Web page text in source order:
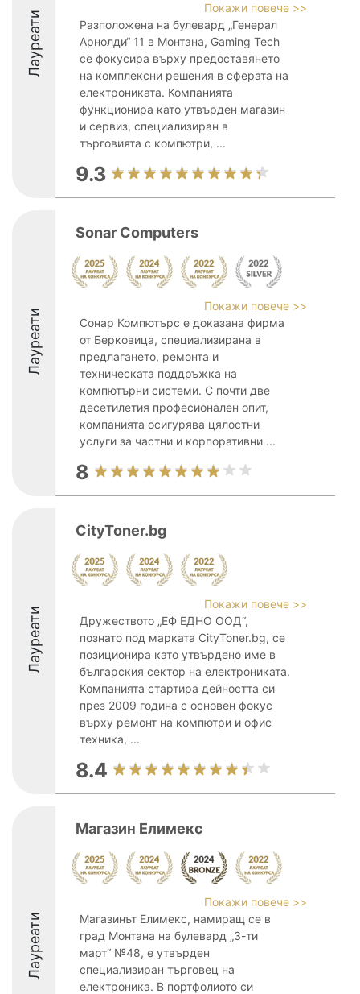
Лауреати
Покажи повече >>
Разположена на булевард „Генерал
Арнолди“ 11 в Монтана, Gaming Tech
се фокусира върху предоставянето
на комплексни решения в сферата на
електрониката. Компанията
функционира като утвърден магазин
и сервиз, специализиран в
търговията с компютри, ...
9.3
Лауреати
Sonar Computers
Покажи повече >>
Сонар Компютърс е доказана фирма
от Берковица, специализирана в
предлагането, ремонта и
техническата поддръжка на
компютърни системи. С почти две
десетилетия професионален опит,
компанията осигурява цялостни
услуги за частни и корпоративни ...
8
Лауреати
CityToner.bg
Покажи повече >>
Дружеството „ЕФ ЕДНО ООД“,
познато под марката CityToner.bg, се
позиционира като утвърдено име в
българския сектор на електрониката.
Компанията стартира дейността си
през 2009 година с основен фокус
върху ремонт на компютри и офис
техника, ...
8.4
Лауреати
Магазин Елимекс
Покажи повече >>
Магазинът Елимекс, намиращ се в
град Монтана на булевард „3-ти
март“ №48, е утвърден
специализиран търговец на
електроника. В портфолиото си